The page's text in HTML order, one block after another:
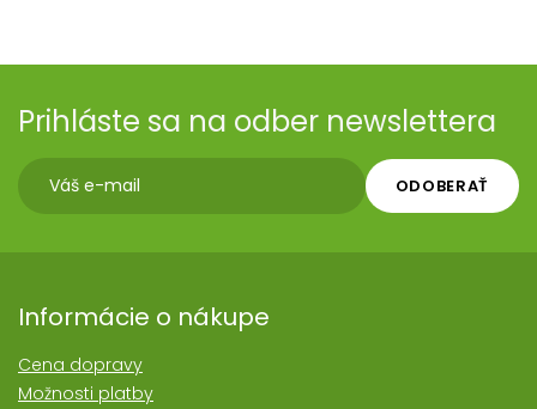
Prihláste sa na odber newslettera
ODOBERAŤ
Informácie o nákupe
Cena dopravy
Možnosti platby